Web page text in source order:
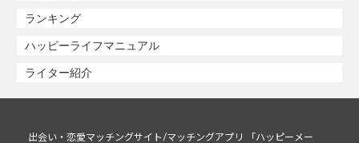
ランキング
ハッピーライフマニュアル
ライター紹介
出会い・恋愛マッチングサイト/マッチングアプリ 「ハッピーメー